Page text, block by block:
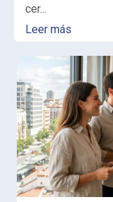
cer...
Leer más